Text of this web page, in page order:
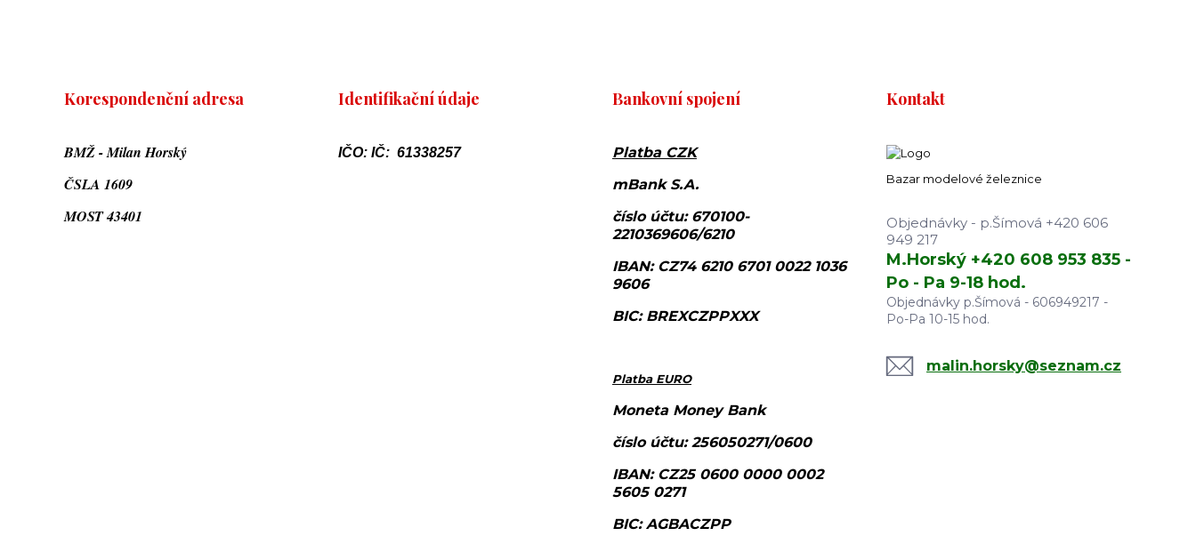
Korespondenční adresa
BMŽ - Milan Horský
ČSLA 1609
MOST 43401
Identifikační údaje
IČO: IČ: 61338257
Bankovní spojení
Platba CZK
mBank S.A.
číslo účtu: 670100-
2210369606/6210
IBAN: CZ74 6210 6701 0022 1036
9606
BIC: BREXCZPPXXX
Platba EURO
Moneta Money Bank
číslo účtu: 256050271/0600
IBAN: CZ25 0600 0000 0002
5605 0271
BIC: AGBACZPP
Kontakt
Bazar modelové železnice
Objednávky - p.Šímová +420 606
949 217
M.Horský +420 608 953 835 -
Po - Pa 9-18 hod.
Objednávky p.Šímová - 606949217 -
Po-Pa 10-15 hod.
malin.horsky@seznam.cz